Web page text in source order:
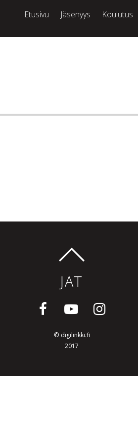
Etusivu Jäsenyys Koulutus
JAT
© digilinkki.fi
2017